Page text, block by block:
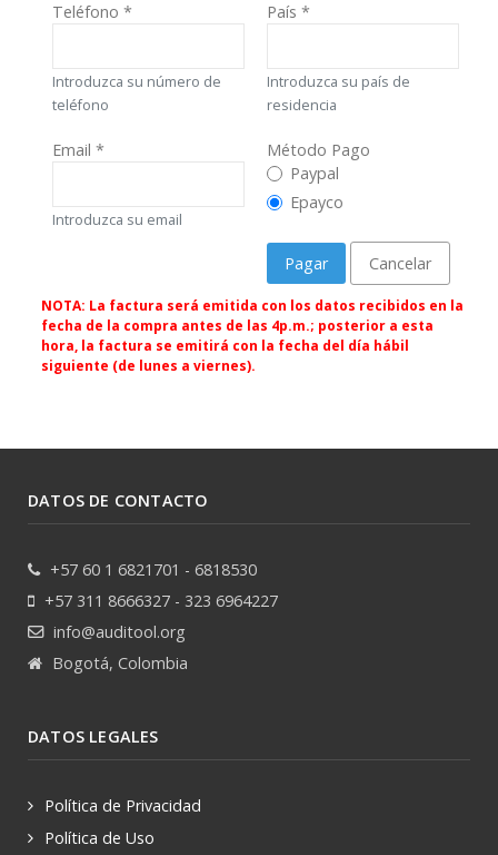
Teléfono *
Introduzca su número de
teléfono
País *
Introduzca su país de
residencia
Email *
Introduzca su email
Método Pago
Método Pago
Paypal
Epayco
Pagar Cancelar
NOTA: La factura será emitida con los datos recibidos en la
fecha de la compra antes de las 4p.m.; posterior a esta
hora, la factura se emitirá con la fecha del día hábil
siguiente (de lunes a viernes).
DATOS DE CONTACTO
+57 60 1 6821701 - 6818530
+57 311 8666327 - 323 6964227
info@auditool.org
Bogotá, Colombia
DATOS LEGALES
Política de Privacidad
Política de Uso